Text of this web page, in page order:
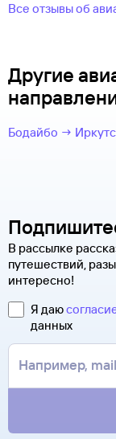
Все отзывы об
Другие
Бодайбо →
В рассылке
путешествий,
интересно!
Я даю
данных